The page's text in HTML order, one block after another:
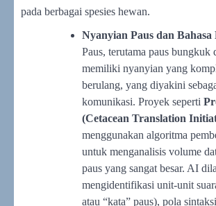
pada berbagai spesies hewan.
Nyanyian Paus dan
Paus, terutama paus bungkuk
memiliki nyanyian yang
berulang, yang diyakini
komunikasi. Proyek seperti
(Cetacean Translation
menggunakan algoritma
untuk menganalisis volume
paus yang sangat besar. AI
mengidentifikasi unit-unit
atau “kata” paus), pola